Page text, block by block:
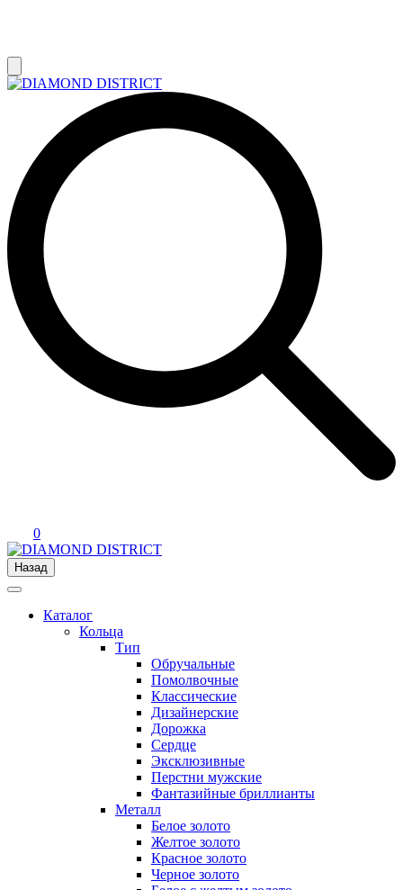
0
Назад
Каталог
Кольца
Тип
Обручальные
Помолвочные
Классические
Дизайнерские
Дорожка
Сердце
Эксклюзивные
Перстни мужские
Фантазийные бриллианты
Металл
Белое золото
Желтое золото
Красное золото
Черное золото